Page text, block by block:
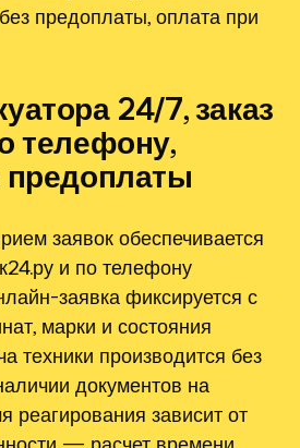
предоплаты, оплата при
24/7, заказ
телефону,
предоплаты
заявок обеспечивается
и по телефону
заявка фиксируется с
марки и состояния
техники производится без
документов на
реагирования зависит от